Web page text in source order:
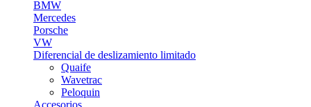
BMW
Mercedes
Porsche
VW
Diferencial de deslizamiento limitado
Quaife
Wavetrac
Peloquin
Accesorios